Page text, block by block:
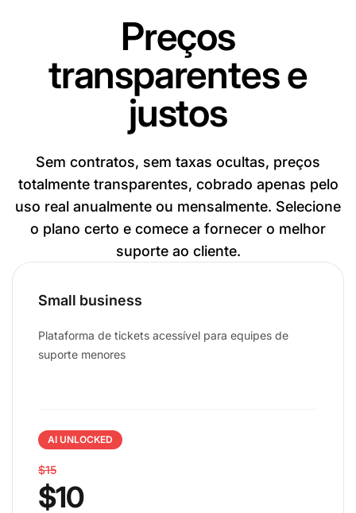
Preços
transparentes e
justos
Sem contratos, sem taxas ocultas, preços
totalmente transparentes, cobrado apenas pelo
uso real anualmente ou mensalmente. Selecione
o plano certo e comece a fornecer o melhor
suporte ao cliente.
Small business
Plataforma de tickets acessível para equipes de
suporte menores
AI UNLOCKED
$15
$10